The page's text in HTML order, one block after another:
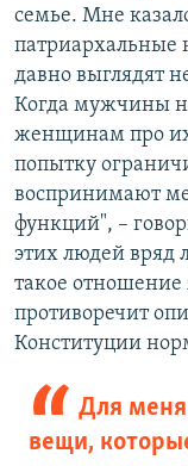
семье. Мне
патриархальные
давно выглядят
Когда мужчины
женщинам про
попытку
воспринимают
функций", –
этих людей вряд
такое
противоречит
Конституции
Для меня
вещи,